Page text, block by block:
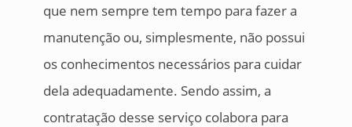
que nem sempre tem tempo para fazer a
manutenção ou, simplesmente, não possui
os conhecimentos necessários para cuidar
dela adequadamente. Sendo assim, a
contratação desse serviço colabora para